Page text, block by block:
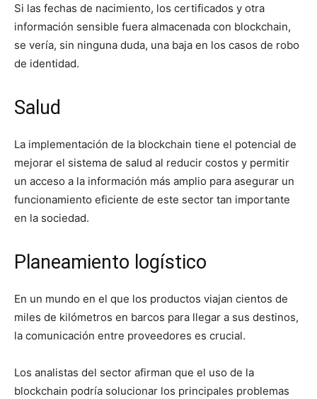
Si las fechas de nacimiento, los certificados y otra
información sensible fuera almacenada con blockchain,
se vería, sin ninguna duda, una baja en los casos de robo
de identidad.
Salud
La implementación de la blockchain tiene el potencial de
mejorar el sistema de salud al reducir costos y permitir
un acceso a la información más amplio para asegurar un
funcionamiento eficiente de este sector tan importante
en la sociedad.
Planeamiento logístico
En un mundo en el que los productos viajan cientos de
miles de kilómetros en barcos para llegar a sus destinos,
la comunicación entre proveedores es crucial.
Los analistas del sector afirman que el uso de la
blockchain podría solucionar los principales problemas